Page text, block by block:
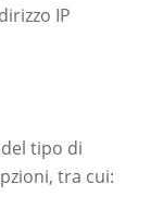
IP
tipo di
tra cui: